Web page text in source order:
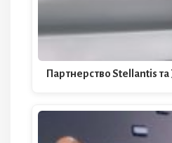
Партнерство Stellantis та